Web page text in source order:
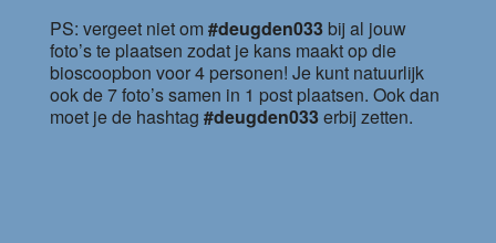
PS: vergeet niet om#deugden033bij al jouw
foto’s te plaatsen zodat je kans maakt op die
bioscoopbon voor 4 personen! Je kunt natuurlijk
ook de 7 foto’s samen in 1 post plaatsen. Ook dan
moet je de hashtag #deugden033erbij zetten.